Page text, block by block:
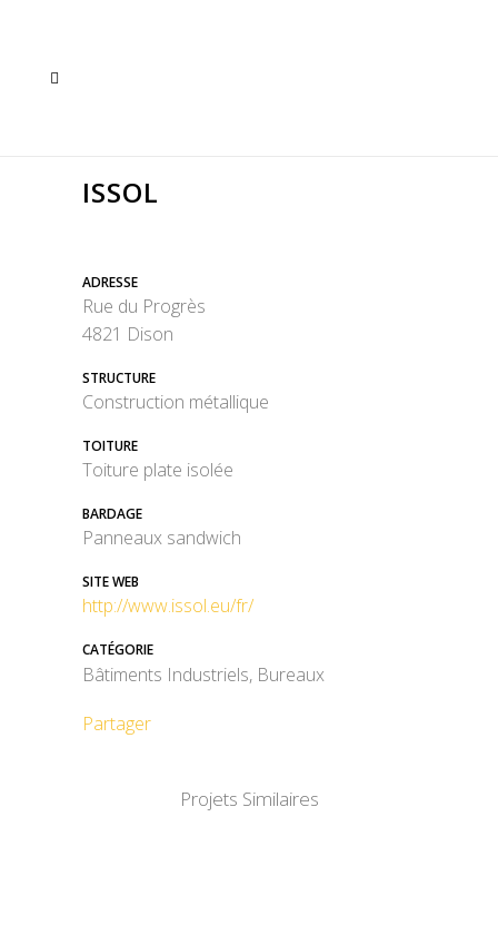
ISSOL
ADRESSE
Rue du Progrès
4821 Dison
STRUCTURE
Construction métallique
TOITURE
Toiture plate isolée
BARDAGE
Panneaux sandwich
SITE WEB
http://www.issol.eu/fr/
CATÉGORIE
Bâtiments Industriels, Bureaux
Partager
Projets Similaires